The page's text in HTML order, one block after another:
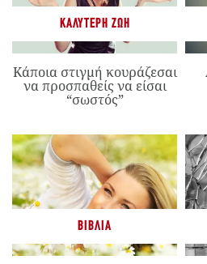
ΚΑΛΎΤΕΡΗ ΖΩΉ
Κάποια στιγμή κουράζεσαι
να προσπαθείς να είσαι
“σωστός”
ΒΙΒΛΊΑ